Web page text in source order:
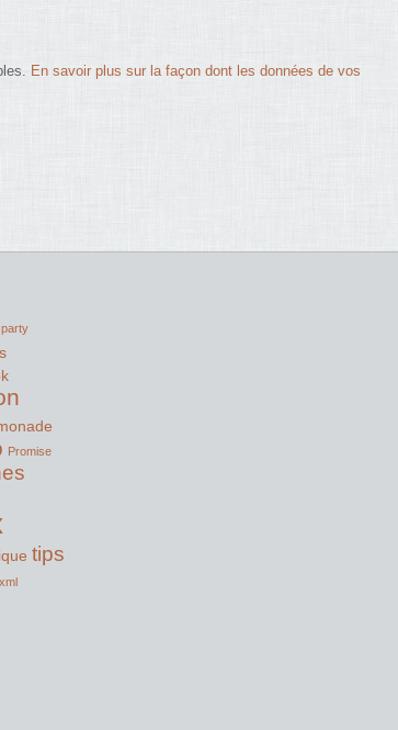
En savoir plus sur la façon dont les données de vos
Promise
tips
xml